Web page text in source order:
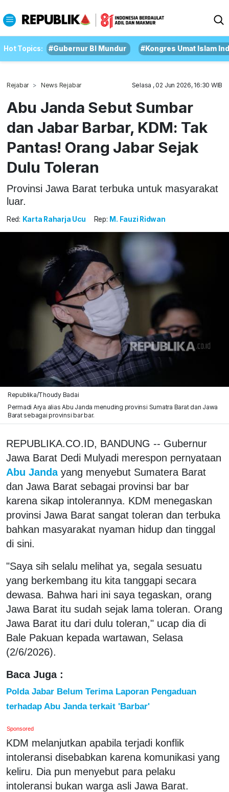
Hot Topics: #Gubernur BI Mundur #Kongres Umat Islam
Rejabar News Rejabar Selasa , 02 Jun 2026, 16:30 WIB
Abu Janda Sebut Sumbar
dan Jabar Barbar, KDM: Tak
Pantas! Orang Jabar Sejak
Dulu Toleran
Provinsi Jawa Barat terbuka untuk masyarakat
luar.
Red: Karta Raharja Ucu Rep: M. Fauzi Ridwan
Republika/Thoudy Badai
Permadi Arya alias Abu Janda menuding provinsi Sumatra Barat dan Jawa
Barat sebagai provinsi bar bar.
REPUBLIKA.CO.ID, BANDUNG -- Gubernur
Jawa Barat Dedi Mulyadi merespon pernyataan
Abu Janda yang menyebut Sumatera Barat
dan Jawa Barat sebagai provinsi bar bar
karena sikap intolerannya. KDM menegaskan
provinsi Jawa Barat sangat toleran dan terbuka
bahkan masyarakat nyaman hidup dan tinggal
di sini.
"Saya sih selalu melihat ya, segala sesuatu
yang berkembang itu kita tanggapi secara
dewasa. Bahwa hari ini saya tegaskan, orang
Jawa Barat itu sudah sejak lama toleran. Orang
Jawa Barat itu dari dulu toleran," ucap dia di
Bale Pakuan kepada wartawan, Selasa
(2/6/2026).
Baca Juga :
Polda Jabar Belum Terima Laporan Pengaduan
terhadap Abu Janda terkait 'Barbar'
Sponsored
KDM melanjutkan apabila terjadi konflik
intoleransi disebabkan karena komunikasi yang
keliru. Dia pun menyebut para pelaku
intoleransi bukan warga asli Jawa Barat.